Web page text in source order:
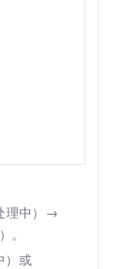
理中）→
。
）或